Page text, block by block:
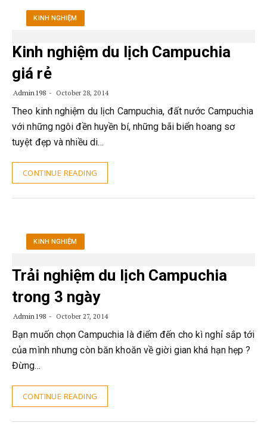
KINH NGHIỆM
Kinh nghiệm du lịch Campuchia
giá rẻ
Admin198 October 28, 2014
Theo kinh nghiệm du lịch Campuchia, đất nước Campuchia
với những ngôi đền huyền bí, những bãi biển hoang sơ
tuyệt đẹp và nhiều di…
CONTINUE READING
KINH NGHIỆM
Trải nghiệm du lịch Campuchia
trong 3 ngày
Admin198 October 27, 2014
Bạn muốn chọn Campuchia là điểm đến cho kì nghỉ sắp tới
của mình nhưng còn băn khoăn về giời gian khá hạn hẹp ?
Đừng…
CONTINUE READING